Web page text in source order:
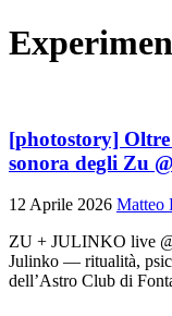
[photostory]
sonora degli Zu
12 Aprile 2026 Matteo
ZU + JULINKO live
Julinko — ritualità,
dell’Astro Club di